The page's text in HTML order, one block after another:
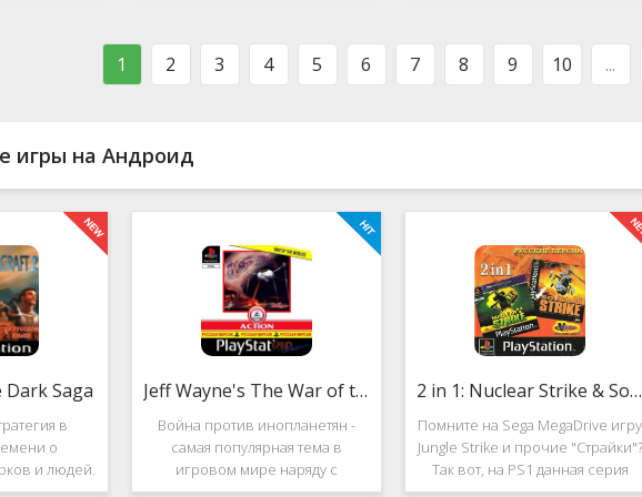
танцевальная музыка,
персонажами в
1 2 3 4 5 6 7 8 9 10 ...
игры на Андроид
Saga
в
о
и людей.
Saga
Jeff Wayne's The War of the Worlds
Война против инопланетян -
самая популярная тема в
игровом мире наряду с
войнами против террористов и
2 in 1: Nuclear Strike & Soviet Strike
Помните на Sega MegaDrive игру
Jungle Strike и прочие "Страйки"?
Так вот, на PS1 данная серия
продолжила своё